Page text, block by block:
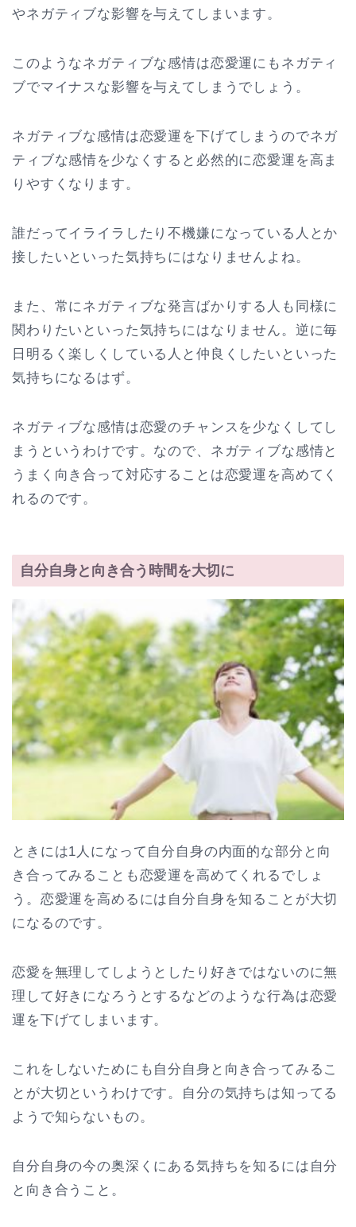
やネガティブな影響を与えてしまいます。
このようなネガティブな感情は恋愛運にもネガティ
ブでマイナスな影響を与えてしまうでしょう。
ネガティブな感情は恋愛運を下げてしまうのでネガ
ティブな感情を少なくすると必然的に恋愛運を高ま
りやすくなります。
誰だってイライラしたり不機嫌になっている人とか
接したいといった気持ちにはなりませんよね。
また、常にネガティブな発言ばかりする人も同様に
関わりたいといった気持ちにはなりません。逆に毎
日明るく楽しくしている人と仲良くしたいといった
気持ちになるはず。
ネガティブな感情は恋愛のチャンスを少なくしてし
まうというわけです。なので、ネガティブな感情と
うまく向き合って対応することは恋愛運を高めてく
れるのです。
自分自身と向き合う時間を大切に
ときには1人になって自分自身の内面的な部分と向
き合ってみることも恋愛運を高めてくれるでしょ
う。恋愛運を高めるには自分自身を知ることが大切
になるのです。
恋愛を無理してしようとしたり好きではないのに無
理して好きになろうとするなどのような行為は恋愛
運を下げてしまいます。
これをしないためにも自分自身と向き合ってみるこ
とが大切というわけです。自分の気持ちは知ってる
ようで知らないもの。
自分自身の今の奥深くにある気持ちを知るには自分
と向き合うこと。